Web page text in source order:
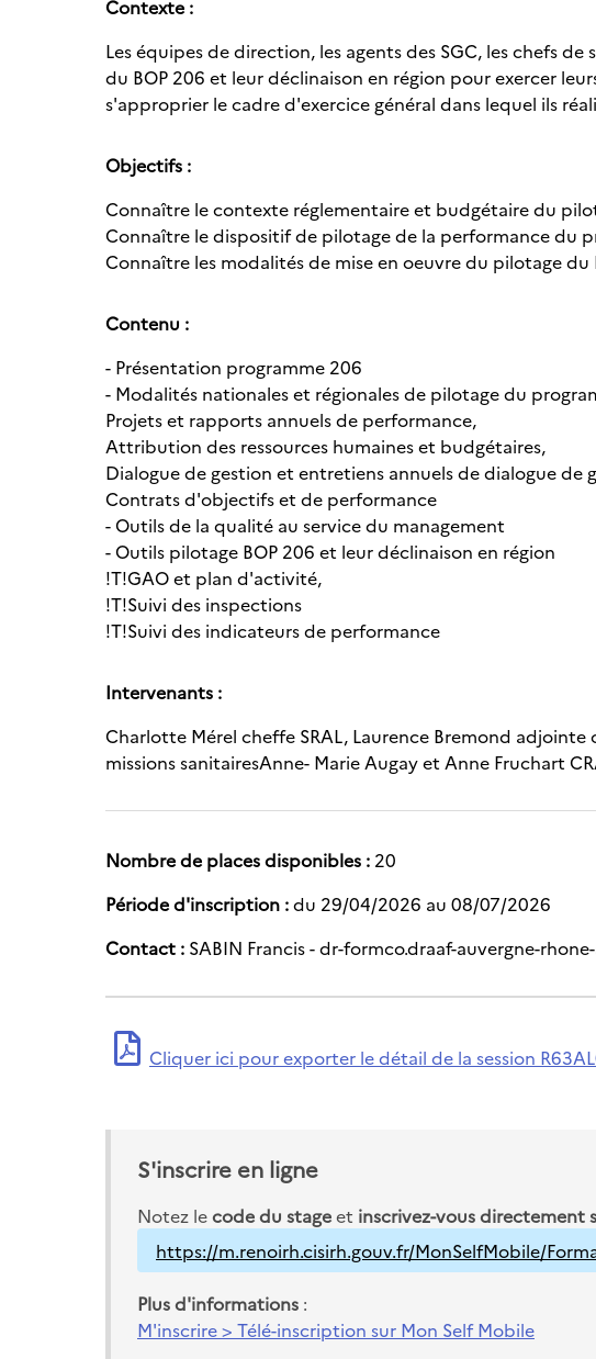
Contexte :
Les équipes de direction, les agents des SGC, les chefs
du BOP 206 et leur déclinaison en région pour exercer
s'approprier le cadre d'exercice général dans lequel ils
Objectifs :
Connaître le contexte réglementaire et budgétaire du
Connaître le dispositif de pilotage de la performance du
Connaître les modalités de mise en oeuvre du pilotage du
Contenu :
- Présentation programme 206
- Modalités nationales et régionales de pilotage du
Projets et rapports annuels de performance,
Attribution des ressources humaines et budgétaires,
Dialogue de gestion et entretiens annuels de dialogue de
Contrats d'objectifs et de performance
- Outils de la qualité au service du management
- Outils pilotage BOP 206 et leur déclinaison en région
!T!GAO et plan d'activité,
!T!Suivi des inspections
!T!Suivi des indicateurs de performance
Intervenants :
Charlotte Mérel cheffe SRAL, Laurence Bremond
missions sanitairesAnne- Marie Augay et Anne Fruchart
Nombre de places disponibles : 20
Période d'inscription :du 29/04/2026 au 08/07/2026
Contact : SABIN Francis - dr-formco.draaf-auvergne-
Cliquer ici pour exporter le détail de la session
S'inscrire en ligne
Notez lecode du stageet inscrivez-vous directement
https://m.renoirh.cisirh.gouv.fr/MonSelfMobile/
Plus d'informations :
M'inscrire > Télé-inscription sur Mon Self Mobile